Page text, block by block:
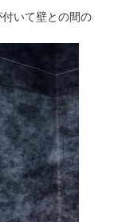
いて壁との間の